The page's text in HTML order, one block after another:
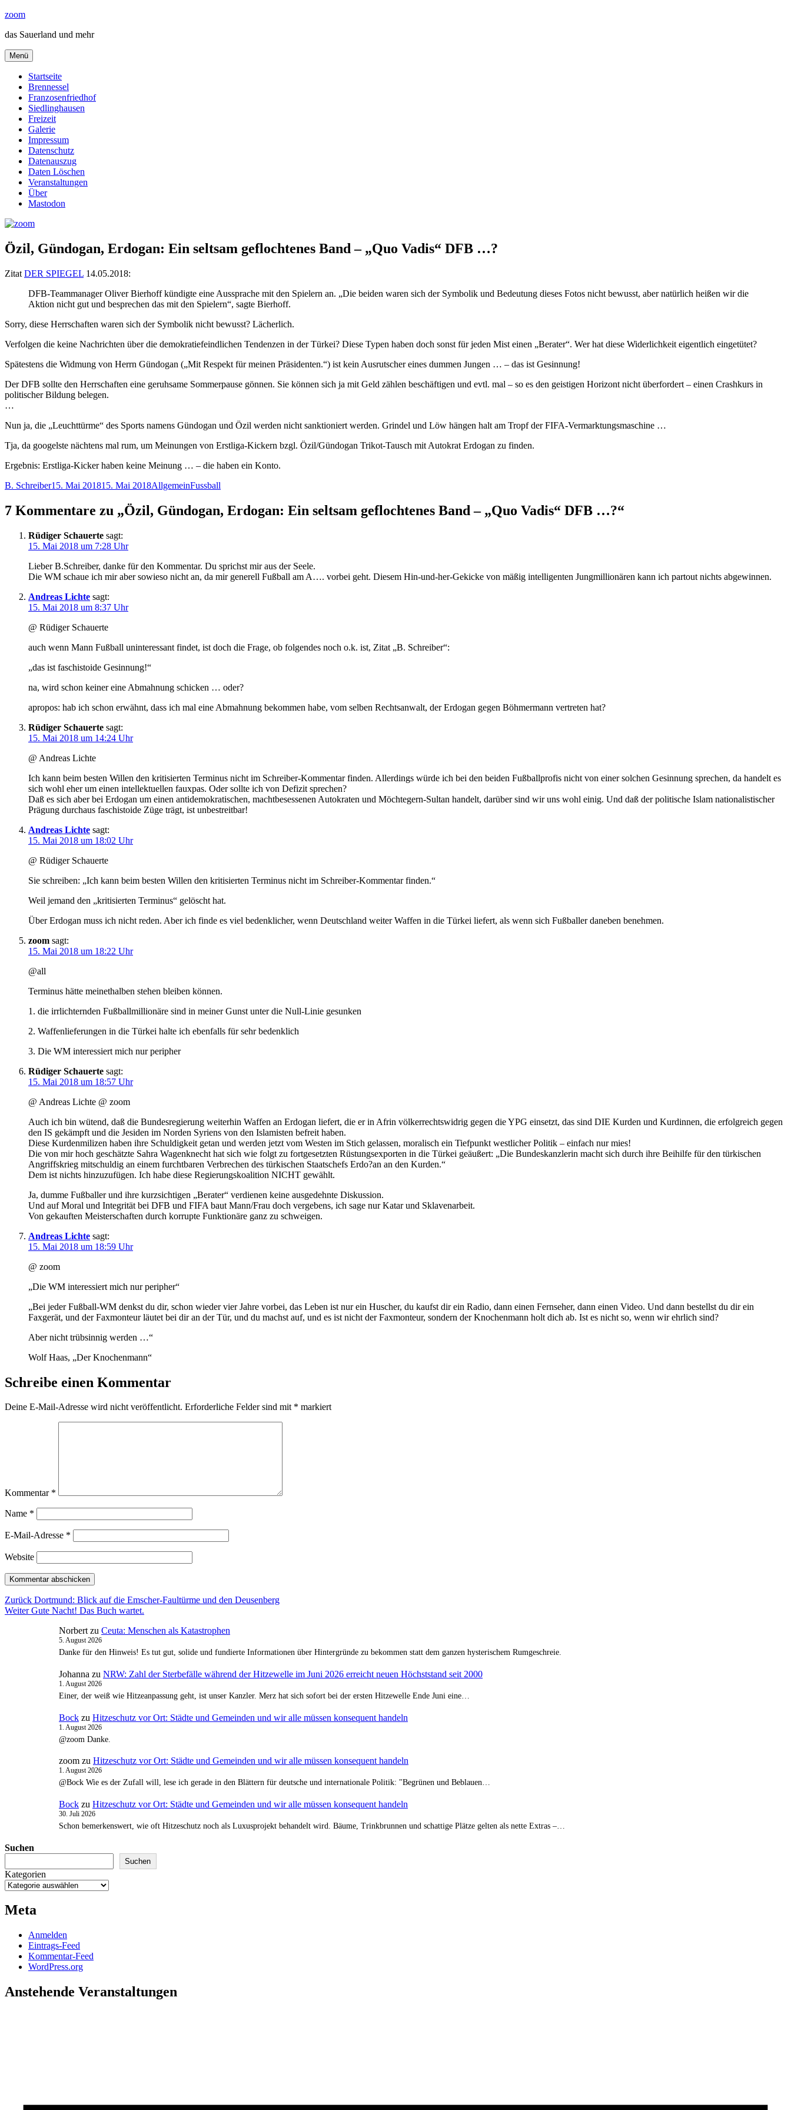
Zum
springen
zoom
das Sauerland und mehr
Menü
Startseite
Brennessel
Franzosenfriedhof
Siedlinghausen
Freizeit
Galerie
Impressum
Datenschutz
Datenauszug
Daten Löschen
Veranstaltungen
Über
Mastodon
Özil, Gündogan, Erdogan: Ein seltsam geflochtenes Band – „Quo Vadis“ DFB …?
Zitat DER SPIEGEL 14.05.2018:
DFB-Teammanager Oliver Bierhoff kündigte eine Aussprache mit den Spielern an. „Die beiden waren sich der Symbolik und Bedeutung dieses Fotos nicht bewusst, aber natürlich heißen wir die
Aktion nicht gut und besprechen das mit den Spielern“, sagte Bierhoff.
Sorry, diese Herrschaften waren sich der Symbolik nicht bewusst? Lächerlich.
Verfolgen die keine Nachrichten über die demokratiefeindlichen Tendenzen in der Türkei? Diese Typen haben doch sonst für jeden Mist einen „Berater“. Wer hat diese Widerlichkeit eigentlich eingetütet?
Spätestens die Widmung von Herrn Gündogan („Mit Respekt für meinen Präsidenten.“) ist kein Ausrutscher eines dummen Jungen … – das ist Gesinnung!
Der DFB sollte den Herrschaften eine geruhsame Sommerpause gönnen. Sie können sich ja mit Geld zählen beschäftigen und evtl. mal – so es den geistigen Horizont nicht überfordert – einen Crashkurs in
politischer Bildung belegen.
…
Nun ja, die „Leuchttürme“ des Sports namens Gündogan und Özil werden nicht sanktioniert werden. Grindel und Löw hängen halt am Tropf der FIFA-Vermarktungsmaschine …
Tja, da googelste nächtens mal rum, um Meinungen von Erstliga-Kickern bzgl. Özil/Gündogan Trikot-Tausch mit Autokrat Erdogan zu finden.
Ergebnis: Erstliga-Kicker haben keine Meinung … – die haben ein Konto.
Autor
B. SchreiberVeröffentlicht
15. Mai 201815. Mai 2018Kategorien
AllgemeinSchlagwörter
Fussball
7 Kommentare zu „Özil, Gündogan, Erdogan: Ein seltsam geflochtenes Band – „Quo Vadis“ DFB …?“
Rüdiger Schauerte sagt:
15. Mai 2018 um 7:28 Uhr
Lieber B.Schreiber, danke für den Kommentar. Du sprichst mir aus der Seele.
Die WM schaue ich mir aber sowieso nicht an, da mir generell Fußball am A…. vorbei geht. Diesem Hin-und-her-Gekicke von mäßig intelligenten Jungmillionären kann ich partout nichts abgewinnen.
Andreas Lichte sagt:
15. Mai 2018 um 8:37 Uhr
@ Rüdiger Schauerte
auch wenn Mann Fußball uninteressant findet, ist doch die Frage, ob folgendes noch o.k. ist, Zitat „B. Schreiber“:
„das ist faschistoide Gesinnung!“
na, wird schon keiner eine Abmahnung schicken … oder?
apropos: hab ich schon erwähnt, dass ich mal eine Abmahnung bekommen habe, vom selben Rechtsanwalt, der Erdogan gegen Böhmermann vertreten hat?
Rüdiger Schauerte sagt:
15. Mai 2018 um 14:24 Uhr
@ Andreas Lichte
Ich kann beim besten Willen den kritisierten Terminus nicht im Schreiber-Kommentar finden. Allerdings würde ich bei den beiden Fußballprofis nicht von einer solchen Gesinnung sprechen, da handelt es
sich wohl eher um einen intellektuellen fauxpas. Oder sollte ich von Defizit sprechen?
Daß es sich aber bei Erdogan um einen antidemokratischen, machtbesessenen Autokraten und Möchtegern-Sultan handelt, darüber sind wir uns wohl einig. Und daß der politische Islam nationalistischer
Prägung durchaus faschistoide Züge trägt, ist unbestreitbar!
Andreas Lichte sagt:
15. Mai 2018 um 18:02 Uhr
@ Rüdiger Schauerte
Sie schreiben: „Ich kann beim besten Willen den kritisierten Terminus nicht im Schreiber-Kommentar finden.“
Weil jemand den „kritisierten Terminus“ gelöscht hat.
Über Erdogan muss ich nicht reden. Aber ich finde es viel bedenklicher, wenn Deutschland weiter Waffen in die Türkei liefert, als wenn sich Fußballer daneben benehmen.
zoom sagt:
15. Mai 2018 um 18:22 Uhr
@all
Terminus hätte meinethalben stehen bleiben können.
1. die irrlichternden Fußballmillionäre sind in meiner Gunst unter die Null-Linie gesunken
2. Waffenlieferungen in die Türkei halte ich ebenfalls für sehr bedenklich
3. Die WM interessiert mich nur peripher
Rüdiger Schauerte sagt:
15. Mai 2018 um 18:57 Uhr
@ Andreas Lichte @ zoom
Auch ich bin wütend, daß die Bundesregierung weiterhin Waffen an Erdogan liefert, die er in Afrin völkerrechtswidrig gegen die YPG einsetzt, das sind DIE Kurden und Kurdinnen, die erfolgreich gegen
den IS gekämpft und die Jesiden im Norden Syriens von den Islamisten befreit haben.
Diese Kurdenmilizen haben ihre Schuldigkeit getan und werden jetzt vom Westen im Stich gelassen, moralisch ein Tiefpunkt westlicher Politik – einfach nur mies!
Die von mir hoch geschätzte Sahra Wagenknecht hat sich wie folgt zu fortgesetzten Rüstungsexporten in die Türkei geäußert: „Die Bundeskanzlerin macht sich durch ihre Beihilfe für den türkischen
Angriffskrieg mitschuldig an einem furchtbaren Verbrechen des türkischen Staatschefs Erdo?an an den Kurden.“
Dem ist nichts hinzuzufügen. Ich habe diese Regierungskoalition NICHT gewählt.
Ja, dumme Fußballer und ihre kurzsichtigen „Berater“ verdienen keine ausgedehnte Diskussion.
Und auf Moral und Integrität bei DFB und FIFA baut Mann/Frau doch vergebens, ich sage nur Katar und Sklavenarbeit.
Von gekauften Meisterschaften durch korrupte Funktionäre ganz zu schweigen.
Andreas Lichte sagt:
15. Mai 2018 um 18:59 Uhr
@ zoom
„Die WM interessiert mich nur peripher“
„Bei jeder Fußball-WM denkst du dir, schon wieder vier Jahre vorbei, das Leben ist nur ein Huscher, du kaufst dir ein Radio, dann einen Fernseher, dann einen Video. Und dann bestellst du dir ein
Faxgerät, und der Faxmonteur läutet bei dir an der Tür, und du machst auf, und es ist nicht der Faxmonteur, sondern der Knochenmann holt dich ab. Ist es nicht so, wenn wir ehrlich sind?
Aber nicht trübsinnig werden …“
Wolf Haas, „Der Knochenmann“
Schreibe einen Kommentar
Deine E-Mail-Adresse wird nicht veröffentlicht. Erforderliche Felder sind mit * markiert
Kommentar *
Name *
E-Mail-Adresse *
Website
Beitragsnavigation
Zurück Vorheriger
Beitrag:
Dortmund: Blick auf die Emscher-Faultürme und den Deusenberg
Weiter Nächster
Gute Nacht! Das Buch wartet.
Norbertzu Ceuta: Menschen als Katastrophen
5. August 2026
Danke für den Hinweis! Es tut gut, solide und fundierte Informationen über Hintergründe zu bekommen statt dem ganzen hysterischem Rumgeschreie.
Johanna zu NRW: Zahl der Sterbefälle während der Hitzewelle im Juni 2026 erreicht neuen Höchststand seit 2000
1. August 2026
Einer, der weiß wie Hitzeanpassung geht, ist unser Kanzler. Merz hat sich sofort bei der ersten Hitzewelle Ende Juni eine…
Bock zu Hitzeschutz vor Ort: Städte und Gemeinden und wir alle müssen konsequent handeln
1. August 2026
@zoom Danke.
zoom zu Hitzeschutz vor Ort: Städte und Gemeinden und wir alle müssen konsequent handeln
1. August 2026
@Bock Wie es der Zufall will, lese ich gerade in den Blättern für deutsche und internationale Politik: "Begrünen und Beblauen…
Bock zu Hitzeschutz vor Ort: Städte und Gemeinden und wir alle müssen konsequent handeln
30. Juli 2026
Schon bemerkenswert, wie oft Hitzeschutz noch als Luxusprojekt behandelt wird. Bäume, Trinkbrunnen und schattige Plätze gelten als nette Extras –…
Suchen
Suchen
Kategorien
Meta
Anmelden
Eintrags-Feed
Kommentar-Feed
WordPress.org
Anstehende Veranstaltungen